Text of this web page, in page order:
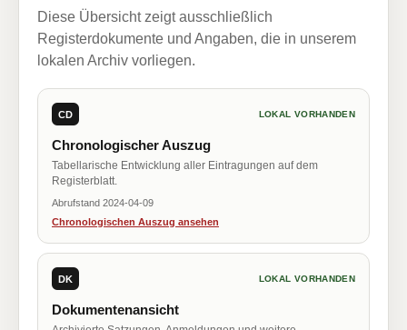
Diese Übersicht zeigt ausschließlich
Registerdokumente und Angaben, die in unserem
lokalen Archiv vorliegen.
CD LOKAL VORHANDEN
Chronologischer Auszug
Tabellarische Entwicklung aller Eintragungen auf dem
Registerblatt.
Abrufstand 2024-04-09
Chronologischen Auszug ansehen
DK LOKAL VORHANDEN
Dokumentenansicht